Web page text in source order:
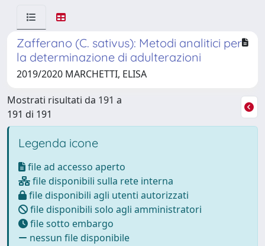
Zafferano (C. sativus): Metodi analitici per
la determinazione di adulterazioni
2019/2020 MARCHETTI, ELISA
Mostrati risultati da 191 a
191 di 191
Legenda icone
file ad accesso aperto
file disponibili sulla rete interna
file disponibili agli utenti autorizzati
file disponibili solo agli amministratori
file sotto embargo
nessun file disponibile